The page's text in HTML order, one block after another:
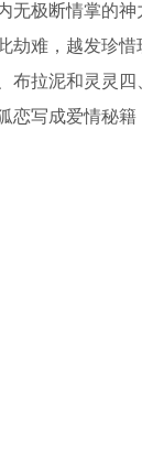
无极断情掌的
劫难，越发珍
布拉泥和灵灵
写成爱情秘